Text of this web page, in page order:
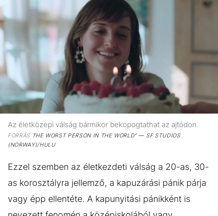
Az életközepi válság bármikor bekopogtathat az ajtódon.
FORRÁSTHE WORST PERSON IN THE WORLD” — SF STUDIOS
(NORWAY)/HULU
Ezzel szemben az életkezdeti válság a 20-as, 30-
as korosztályra jellemző, a kapuzárási pánik párja
vagy épp ellentéte. A kapunyitási pánikként is